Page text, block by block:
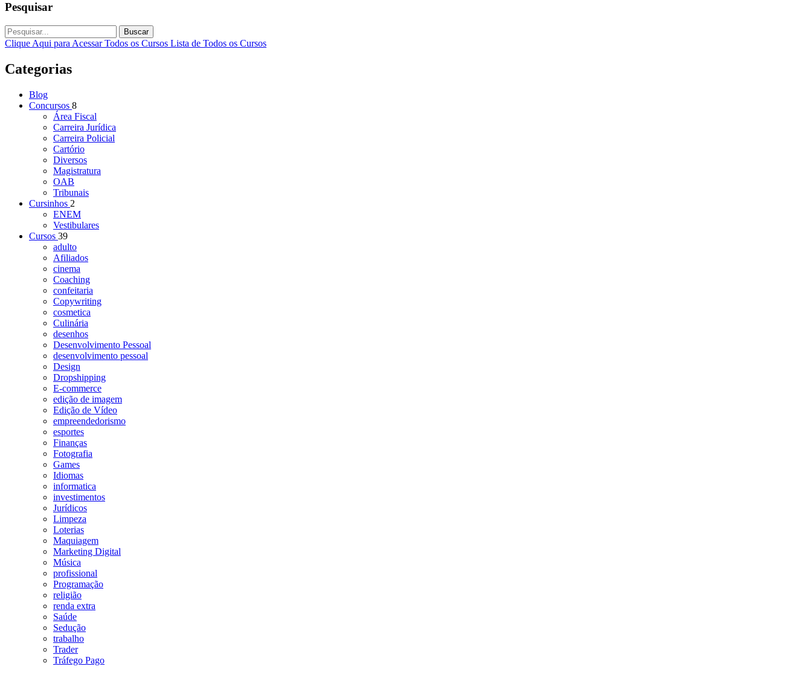
Pesquisar
Buscar
Clique Aqui para Acessar Todos os Cursos Lista de Todos os Cursos
Categorias
Blog
Concursos 8
Área Fiscal
Carreira Jurídica
Carreira Policial
Cartório
Diversos
Magistratura
OAB
Tribunais
Cursinhos 2
ENEM
Vestibulares
Cursos 39
adulto
Afiliados
cinema
Coaching
confeitaria
Copywriting
cosmetica
Culinária
desenhos
Desenvolvimento Pessoal
desenvolvimento pessoal
Design
Dropshipping
E-commerce
edição de imagem
Edição de Vídeo
empreendedorismo
esportes
Finanças
Fotografia
Games
Idiomas
informatica
investimentos
Jurídicos
Limpeza
Loterias
Maquiagem
Marketing Digital
Música
profissional
Programação
religião
renda extra
Saúde
Sedução
trabalho
Trader
Tráfego Pago